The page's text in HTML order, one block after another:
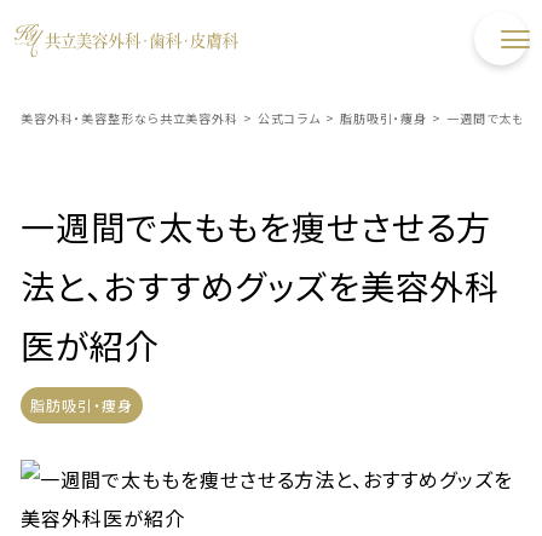
美容外科・美容整形なら共立美容外科 > 公式コラム > 脂肪吸引・痩身 > 一週間で太もも
一週間で太ももを痩せさせる方
法と、おすすめグッズを美容外科
医が紹介
脂肪吸引・痩身